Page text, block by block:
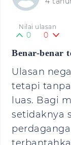
Nilai ulasan
0 0
Benar-benar
Ulasan
tetapi
luas. Bagi
setidaknya